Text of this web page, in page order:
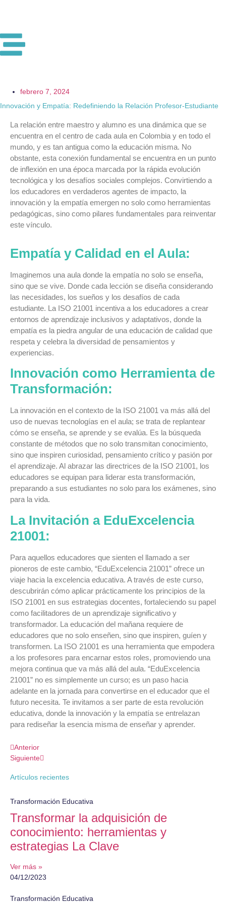
febrero 7, 2024
Innovación y Empatía: Redefiniendo la Relación Profesor-Estudiante
La relación entre maestro y alumno es una dinámica que se
encuentra en el centro de cada aula en Colombia y en todo el
mundo, y es tan antigua como la educación misma. No
obstante, esta conexión fundamental se encuentra en un punto
de inflexión en una época marcada por la rápida evolución
tecnológica y los desafíos sociales complejos. Convirtiendo a
los educadores en verdaderos agentes de impacto, la
innovación y la empatía emergen no solo como herramientas
pedagógicas, sino como pilares fundamentales para reinventar
este vínculo.
Empatía y Calidad en el Aula:
Imaginemos una aula donde la empatía no solo se enseña,
sino que se vive. Donde cada lección se diseña considerando
las necesidades, los sueños y los desafíos de cada
estudiante. La ISO 21001 incentiva a los educadores a crear
entornos de aprendizaje inclusivos y adaptativos, donde la
empatía es la piedra angular de una educación de calidad que
respeta y celebra la diversidad de pensamientos y
experiencias.
Innovación como Herramienta de
Transformación:
La innovación en el contexto de la ISO 21001 va más allá del
uso de nuevas tecnologías en el aula; se trata de replantear
cómo se enseña, se aprende y se evalúa. Es la búsqueda
constante de métodos que no solo transmitan conocimiento,
sino que inspiren curiosidad, pensamiento crítico y pasión por
el aprendizaje. Al abrazar las directrices de la ISO 21001, los
educadores se equipan para liderar esta transformación,
preparando a sus estudiantes no solo para los exámenes, sino
para la vida.
La Invitación a EduExcelencia
21001:
Para aquellos educadores que sienten el llamado a ser
pioneros de este cambio, “EduExcelencia 21001” ofrece un
viaje hacia la excelencia educativa. A través de este curso,
descubrirán cómo aplicar prácticamente los principios de la
ISO 21001 en sus estrategias docentes, fortaleciendo su papel
como facilitadores de un aprendizaje significativo y
transformador. La educación del mañana requiere de
educadores que no solo enseñen, sino que inspiren, guíen y
transformen. La ISO 21001 es una herramienta que empodera
a los profesores para encarnar estos roles, promoviendo una
mejora continua que va más allá del aula. “EduExcelencia
21001” no es simplemente un curso; es un paso hacia
adelante en la jornada para convertirse en el educador que el
futuro necesita. Te invitamos a ser parte de esta revolución
educativa, donde la innovación y la empatía se entrelazan
para rediseñar la esencia misma de enseñar y aprender.
Anterior
Siguiente
Artículos recientes
Transformación Educativa
Transformar la adquisición de
conocimiento: herramientas y
estrategias La Clave
Ver más »
04/12/2023
Transformación Educativa